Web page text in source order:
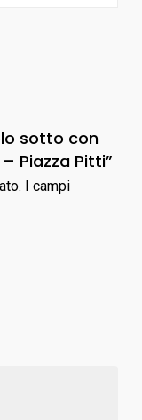
sotto con
Piazza Pitti”
I campi